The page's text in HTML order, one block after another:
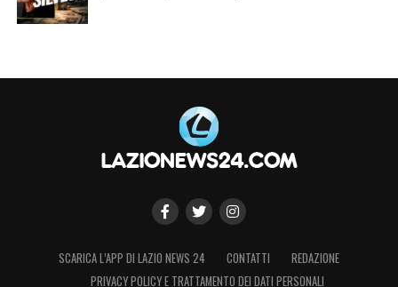
SCARICA L’APP DI LAZIO NEWS 24 CONTATTI
REDAZIONE
PRIVACY POLICY E TRATTAMENTO DEI DATI PERSONALI